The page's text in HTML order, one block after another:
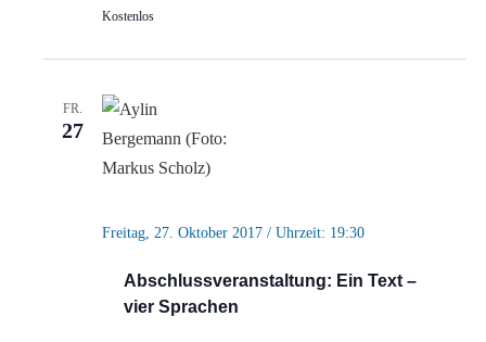
Kostenlos
FR.
27
Abschlussveranstaltung: Ein Text –
vier Sprachen
Freitag, 27. Oktober 2017 / Uhrzeit: 19:30